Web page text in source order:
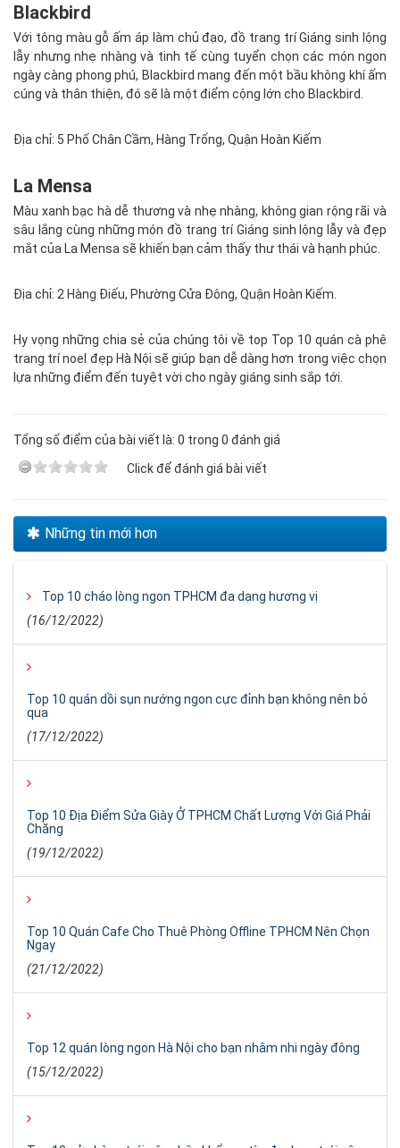
Blackbird
Với tông màu gỗ ấm áp làm chủ đạo, đồ trang trí Giáng sinh lộng
lẫy nhưng nhẹ nhàng và tinh tế cùng tuyển chọn các món ngon
ngày càng phong phú, Blackbird mang đến một bầu không khí ấm
cúng và thân thiện, đó sẽ là một điểm cộng lớn cho Blackbird.
Địa chỉ: 5 Phố Chân Cầm, Hàng Trống, Quận Hoàn Kiếm
La Mensa
Màu xanh bạc hà dễ thương và nhẹ nhàng, không gian rộng rãi và
sâu lắng cùng những món đồ trang trí Giáng sinh lộng lẫy và đẹp
mắt của La Mensa sẽ khiến bạn cảm thấy thư thái và hạnh phúc.
Địa chỉ: 2 Hàng Điếu, Phường Cửa Đông, Quận Hoàn Kiếm.
Hy vọng những chia sẻ của chúng tôi về top Top 10 quán cà phê
trang trí noel đẹp Hà Nội sẽ giúp bạn dễ dàng hơn trong việc chọn
lựa những điểm đến tuyệt vời cho ngày giáng sinh sắp tới.
Tổng số điểm của bài viết là: 0 trong 0 đánh giá
Click để đánh giá bài viết
Những tin mới hơn
Top 10 cháo lòng ngon TPHCM đa dạng hương vị
(16/12/2022)
Top 10 quán dồi sụn nướng ngon cực đỉnh bạn không nên bỏ
qua
(17/12/2022)
Top 10 Địa Điểm Sửa Giày Ở TPHCM Chất Lượng Với Giá Phải
Chăng
(19/12/2022)
Top 10 Quán Cafe Cho Thuê Phòng Offline TPHCM Nên Chọn
Ngay
(21/12/2022)
Top 12 quán lòng ngon Hà Nội cho bạn nhâm nhi ngày đông
(15/12/2022)